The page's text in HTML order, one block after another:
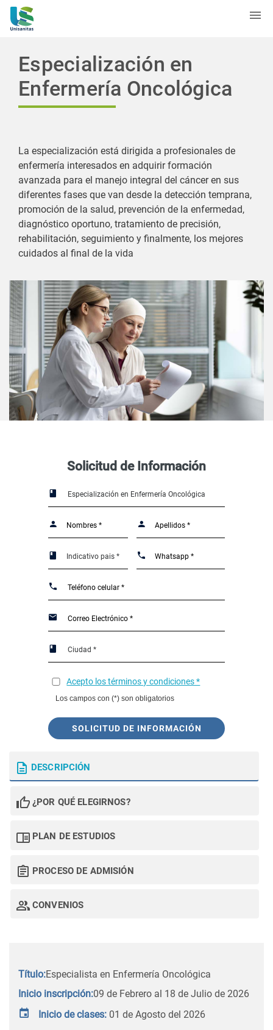
Especialización en
Enfermería Oncológica
La especialización está dirigida a profesionales de
enfermería interesados en adquirir formación
avanzada para el manejo integral del cáncer en sus
diferentes fases que van desde la detección temprana,
promoción de la salud, prevención de la enfermedad,
diagnóstico oportuno, tratamiento de precisión,
rehabilitación, seguimiento y finalmente, los mejores
cuidados al final de la vida
Solicitud de Información
Acepto los términos y condiciones *
Los campos con (*) son obligatorios
SOLICITUD DE INFORMACIÓN
DESCRIPCIÓN
¿POR QUÉ ELEGIRNOS?
PLAN DE ESTUDIOS
PROCESO DE ADMISIÓN
CONVENIOS
Título:Especialista en Enfermería Oncológica
Inicio inscripción:09 de Febrero al 18 de Julio de 2026
Inicio de clases: 01 de Agosto del 2026